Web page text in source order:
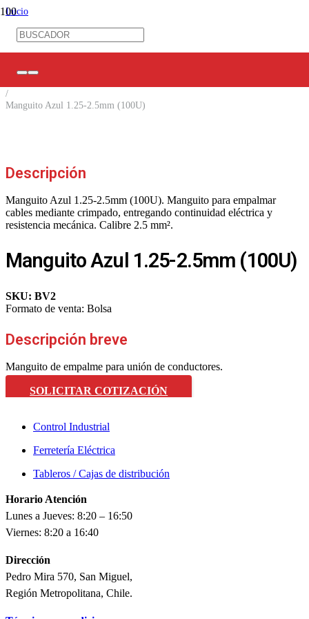
Inicio
Ferretería Eléctrica
/
Manguito Azul 1.25-2.5mm (100U)
Descripción
Manguito Azul 1.25-2.5mm (100U). Manguito para empalmar
cables mediante crimpado, entregando continuidad eléctrica y
resistencia mecánica. Calibre 2.5 mm².
Manguito Azul 1.25-2.5mm (100U)
SKU: BV2
Formato de venta: Bolsa
Descripción breve
Manguito de empalme para unión de conductores.
SOLICITAR COTIZACIÓN
Control Industrial
Ferretería Eléctrica
Tableros / Cajas de distribución
Horario Atención
Lunes a Jueves: 8:20 – 16:50
Viernes: 8:20 a 16:40
Dirección
Pedro Mira 570, San Miguel,
Región Metropolitana, Chile.